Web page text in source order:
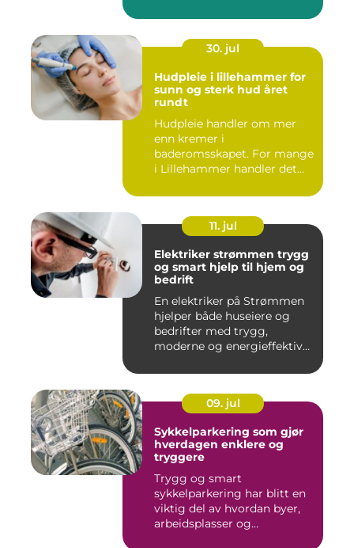
30. jul
Hudpleie i lillehammer for
sunn og sterk hud året
rundt
Hudpleie handler om mer
enn kremer i
baderomsskapet. For mange
i Lillehammer handler det
11. jul
Elektriker strømmen trygg
og smart hjelp til hjem og
bedrift
En elektriker på Strømmen
hjelper både huseiere og
bedrifter med trygg,
moderne og energieffektiv
09. jul
Sykkelparkering som gjør
hverdagen enklere og
tryggere
Trygg og smart
sykkelparkering har blitt en
viktig del av hvordan byer,
arbeidsplasser og